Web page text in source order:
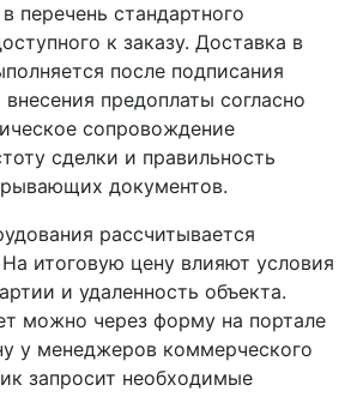
перечень стандартного
к заказу. Доставка в
после подписания
предоплаты согласно
сопровождение
сделки и правильность
документов.
рассчитывается
итоговую цену влияют условия
и удаленность объекта.
можно через форму на портале
у менеджеров коммерческого
запросит необходимые